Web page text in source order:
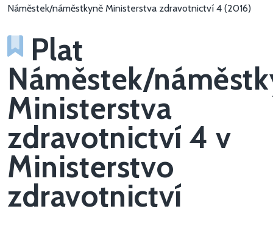
Náměstek/náměstkyně Ministerstva zdravotnictví 4 (2016)
Plat
Náměstek/
Ministerstva
zdravotnictví 4 v
Ministerstvo
zdravotnictví